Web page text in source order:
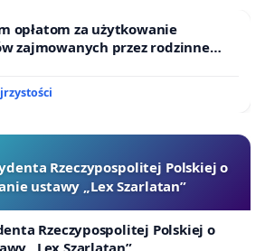
opłatom za użytkowanie
zajmowanych przez rodzinne
Rzeczypospolitej Polskiej o
ustawy „Lex Szarlatan”
Rzeczypospolitej Polskiej o
„Lex Szarlatan”